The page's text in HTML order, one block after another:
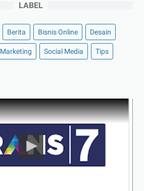
LABEL
Berita Bisnis Online Desain
Marketing Social Media Tips